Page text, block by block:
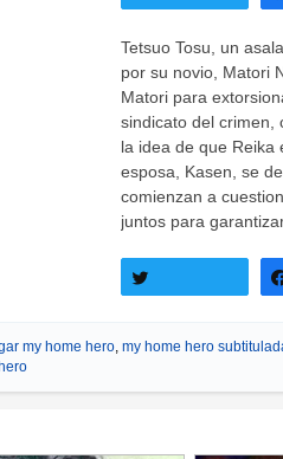
Tetsuo Tosu, un
por su novio, Matori
Matori para
sindicato del crimen,
la idea de que Reika
esposa, Kasen, se
comienzan a
juntos para
my home hero, my home hero